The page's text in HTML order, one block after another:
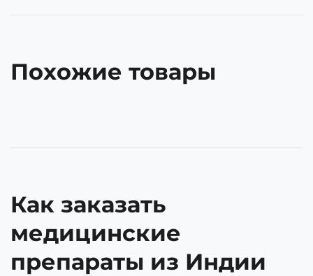
Похожие товары
Как заказать
медицинские
препараты из Индии